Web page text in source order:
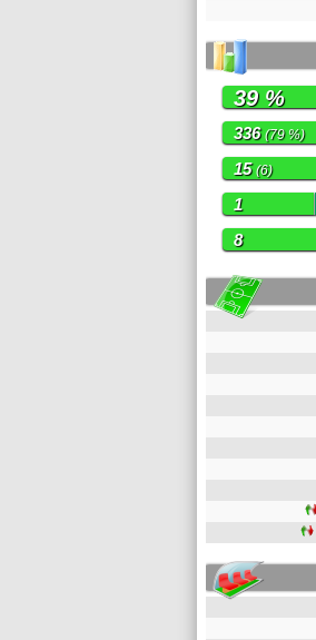
39 %
336(79 %)
15(6)
1
8